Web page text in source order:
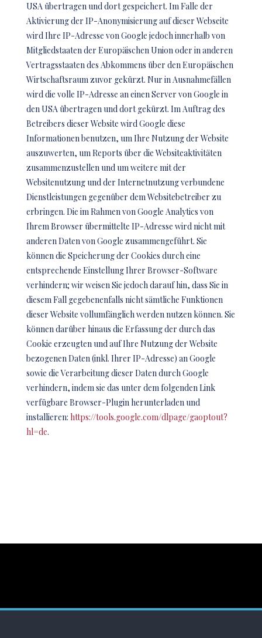
USA übertragen und dort gespeichert. Im Falle der
Aktivierung der IP-Anonymisierung auf dieser Webseite
wird Ihre IP-Adresse von Google jedoch innerhalb von
Mitgliedstaaten der Europäischen Union oder in anderen
Vertragsstaaten des Abkommens über den Europäischen
Wirtschaftsraum zuvor gekürzt. Nur in Ausnahmefällen
wird die volle IP-Adresse an einen Server von Google in
den USA übertragen und dort gekürzt. Im Auftrag des
Betreibers dieser Website wird Google diese
Informationen benutzen, um Ihre Nutzung der Website
auszuwerten, um Reports über die Websiteaktivitäten
zusammenzustellen und um weitere mit der
Websitenutzung und der Internetnutzung verbundene
Dienstleistungen gegenüber dem Websitebetreiber zu
erbringen. Die im Rahmen von Google Analytics von
Ihrem Browser übermittelte IP-Adresse wird nicht mit
anderen Daten von Google zusammengeführt. Sie
können die Speicherung der Cookies durch eine
entsprechende Einstellung Ihrer Browser-Software
verhindern; wir weisen Sie jedoch darauf hin, dass Sie in
diesem Fall gegebenenfalls nicht sämtliche Funktionen
dieser Website vollumfänglich werden nutzen können. Sie
können darüber hinaus die Erfassung der durch das
Cookie erzeugten und auf Ihre Nutzung der Website
bezogenen Daten (inkl. Ihrer IP-Adresse) an Google
sowie die Verarbeitung dieser Daten durch Google
verhindern, indem sie das unter dem folgenden Link
verfügbare Browser-Plugin herunterladen und
installieren: https://tools.google.com/dlpage/gaoptout?
hl=de.